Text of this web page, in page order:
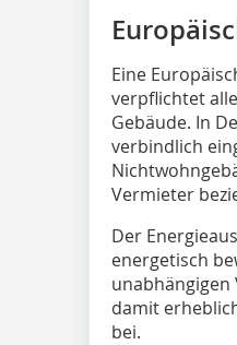
Eine
verpflichtet
Gebäude. In
verbindlich
Vermieter
Der
energetisch
unabhängigen
damit
bei.